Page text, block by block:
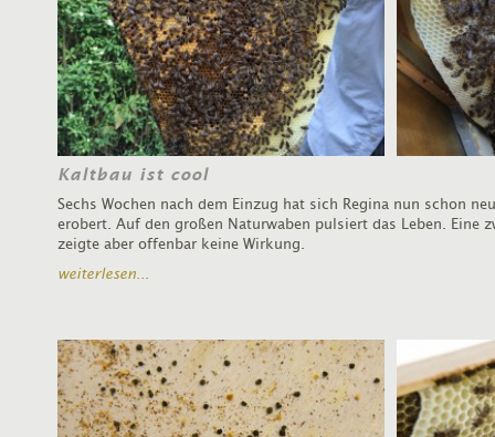
Kaltbau ist cool
Sechs Wochen nach dem Einzug hat sich Regina nun schon
erobert. Auf den großen Naturwaben pulsiert das Leben. Eine
zeigte aber offenbar keine Wirkung.
weiterlesen...